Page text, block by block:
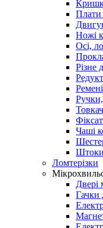
Плати
Ножі
Осі,
Різне
Чаші
Штоки
Ломтерізки
Двері
Гачки